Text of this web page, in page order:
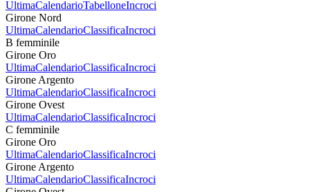
UltimaCalendarioTabelloneIncroci
Girone Nord
UltimaCalendarioClassificaIncroci
B femminile
Girone Oro
UltimaCalendarioClassificaIncroci
Girone Argento
UltimaCalendarioClassificaIncroci
Girone Ovest
UltimaCalendarioClassificaIncroci
C femminile
Girone Oro
UltimaCalendarioClassificaIncroci
Girone Argento
UltimaCalendarioClassificaIncroci